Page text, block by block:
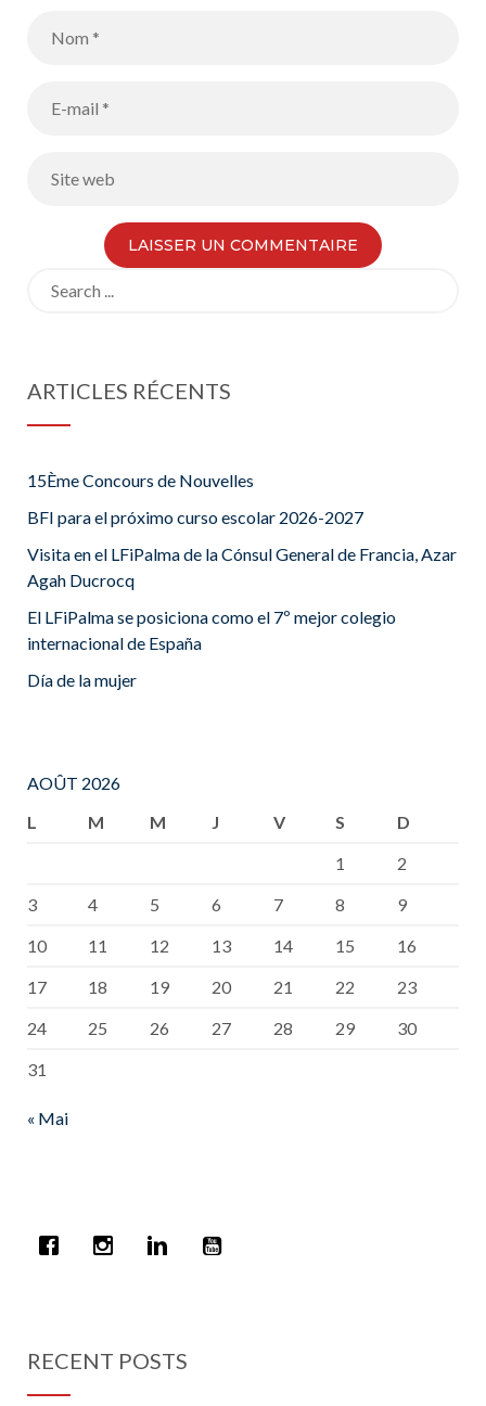
ARTICLES RÉCENTS
15Ème Concours de Nouvelles
BFI para el próximo curso escolar 2026-2027
Visita en el LFiPalma de la Cónsul General de Francia, Azar
Agah Ducrocq
El LFiPalma se posiciona como el 7º mejor colegio
internacional de España
Día de la mujer
AOÛT 2026
L
M M J V S
D
1
2
3
4 5 6 7 8
9
10
11 12 13 14 15
16
17
18 19 20 21 22
23
24
25 26 27 28 29
30
31
« Mai
RECENT POSTS